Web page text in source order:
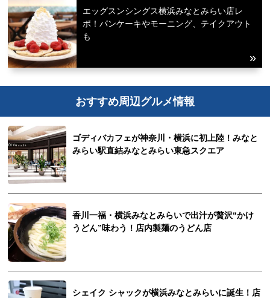
エッグスンシングス横浜みなとみらい店レ
ポ！パンケーキやモーニング、テイクアウト
も
おすすめ周辺グルメ情報
ゴディバカフェが神奈川・横浜に初上陸！みなと
みらい駅直結みなとみらい東急スクエア
香川一福・横浜みなとみらいで出汁が贅沢“かけ
うどん”味わう！店内製麺のうどん店
シェイク シャックが横浜みなとみらいに誕生！店